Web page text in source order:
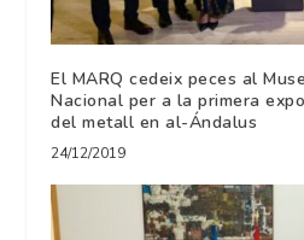
El MARQ cedeix peces al
Nacional per a la primera
del metall en al-Ándalus
24/12/2019